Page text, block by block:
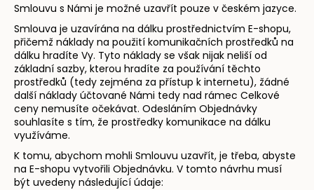
Smlouvu s Námi je možné uzavřít pouze v českém jazyce.
Smlouva je uzavírána na dálku prostřednictvím E-shopu,
přičemž náklady na použití komunikačních prostředků na
dálku hradíte Vy. Tyto náklady se však nijak neliší od
základní sazby, kterou hradíte za používání těchto
prostředků (tedy zejména za přístup k internetu), žádné
další náklady účtované Námi tedy nad rámec Celkové
ceny nemusíte očekávat. Odesláním Objednávky
souhlasíte s tím, že prostředky komunikace na dálku
využíváme.
K tomu, abychom mohli Smlouvu uzavřít, je třeba, abyste
na E-shopu vytvořili Objednávku. V tomto návrhu musí
být uvedeny následující údaje: